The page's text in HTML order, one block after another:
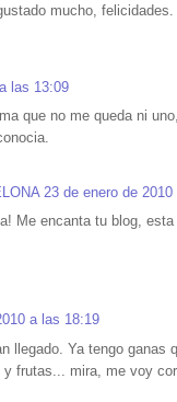
mucho, felicidades.
las 13:09
que no me queda ni
23 de enero de
Me encanta tu blog,
a las 18:19
llegado. Ya tengo ganas
frutas... mira, me voy